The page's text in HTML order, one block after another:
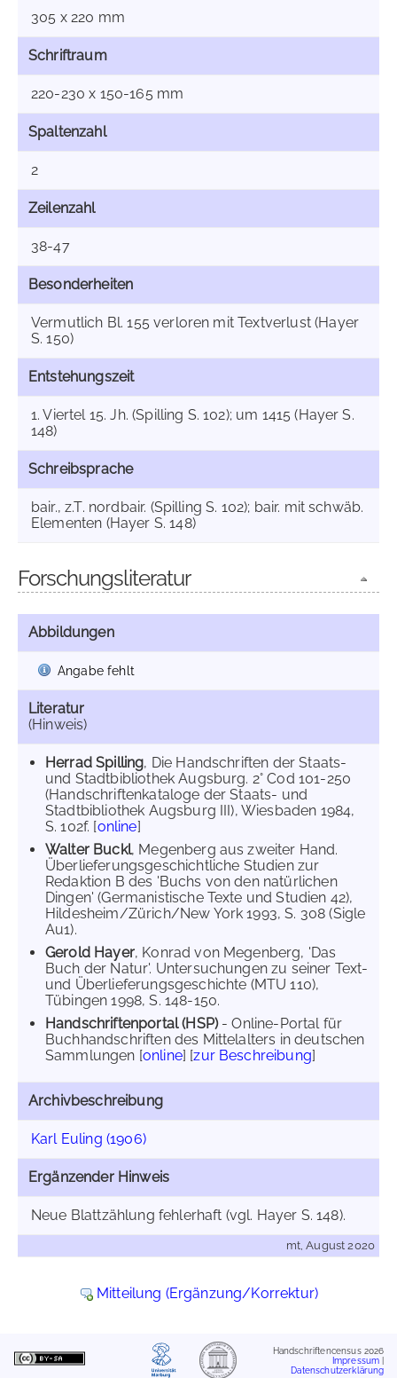
305 x 220 mm
Schriftraum
220-230 x 150-165 mm
Spaltenzahl
2
Zeilenzahl
38-47
Besonderheiten
Vermutlich Bl. 155 verloren mit Textverlust (Hayer
S. 150)
Entstehungszeit
1. Viertel 15. Jh. (Spilling S. 102); um 1415 (Hayer S.
148)
Schreibsprache
bair., z.T. nordbair. (Spilling S. 102); bair. mit schwäb.
Elementen (Hayer S. 148)
Forschungsliteratur
Abbildungen
Angabe fehlt
Literatur
(Hinweis)
Herrad Spilling, Die Handschriften der Staats-
und Stadtbibliothek Augsburg. 2° Cod 101-250
(Handschriftenkataloge der Staats- und
Stadtbibliothek Augsburg III), Wiesbaden 1984,
S. 102f. [online]
Walter Buckl, Megenberg aus zweiter Hand.
Überlieferungsgeschichtliche Studien zur
Redaktion B des 'Buchs von den natürlichen
Dingen' (Germanistische Texte und Studien 42),
Hildesheim/Zürich/New York 1993, S. 308 (Sigle
Au1).
Gerold Hayer, Konrad von Megenberg, 'Das
Buch der Natur'. Untersuchungen zu seiner Text-
und Überlieferungsgeschichte (MTU 110),
Tübingen 1998, S. 148-150.
Handschriftenportal (HSP)- Online-Portal für
Buchhandschriften des Mittelalters in deutschen
Sammlungen [online] [zur Beschreibung]
Archivbeschreibung
Karl Euling (1906)
Ergänzender Hinweis
Neue Blattzählung fehlerhaft (vgl. Hayer S. 148).
mt, August 2020
Mitteilung (Ergänzung/Korrektur)
Handschriftencensus 2026
Impressum
Datenschutzerklärung